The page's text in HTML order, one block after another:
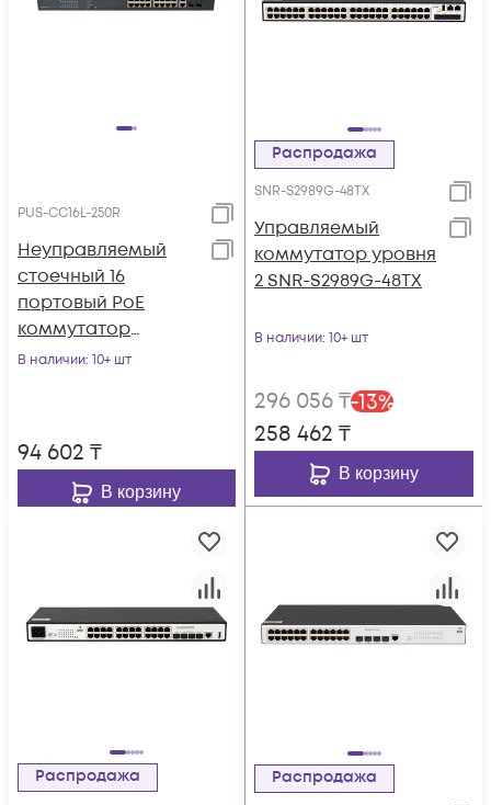
PUS-CC16L-250R
Неуправляемый
стоечный 16
портовый PoE
коммутатор
POWERTONE PUS-
В наличии: 10+ шт
94 602 ₸
В корзину
Распродажа
SNR-S2989G-48TX
Управляемый
коммутатор уровня
2 SNR-S2989G-48TX
В наличии: 10+ шт
296 056₸-13%
258 462 ₸
В корзину
Распродажа Распродажа